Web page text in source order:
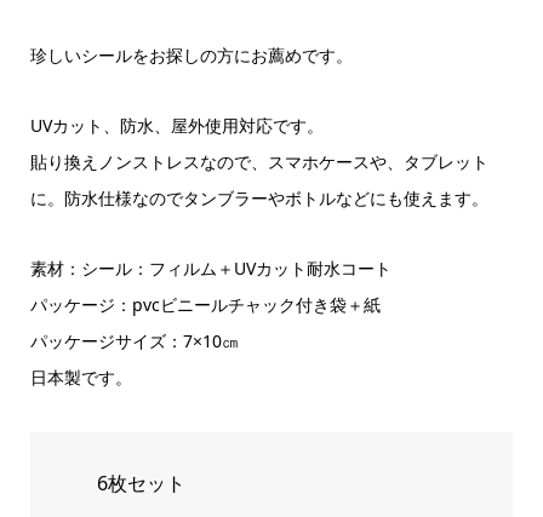
珍しいシールをお探しの方にお薦めです。
UVカット、防水、屋外使用対応です。
貼り換えノンストレスなので、スマホケースや、タブレット
に。防水仕様なのでタンブラーやボトルなどにも使えます。
素材：シール：フィルム＋UVカット耐水コート
パッケージ：pvcビニールチャック付き袋＋紙
パッケージサイズ：7×10㎝
日本製です。
6枚セット